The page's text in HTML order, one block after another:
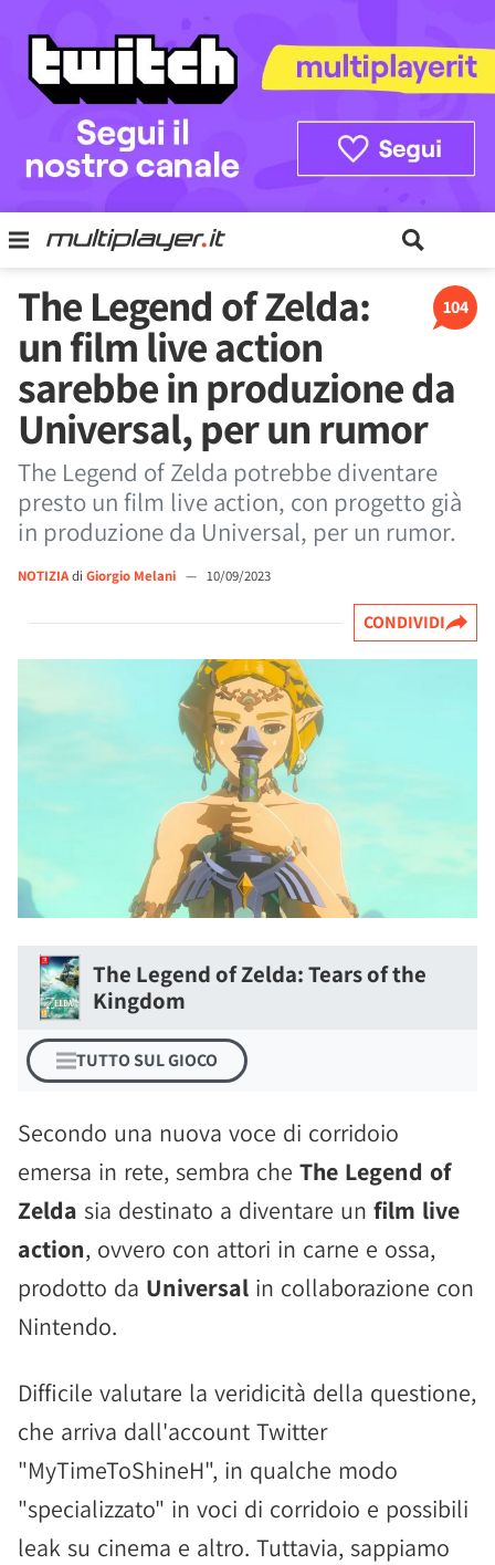
104
The Legend of Zelda:
un film live action
sarebbe in produzione da
Universal, per un rumor
The Legend of Zelda potrebbe diventare
presto un film live action, con progetto già
in produzione da Universal, per un rumor.
NOTIZIAdi Giorgio Melani — 10/09/2023
CONDIVIDI
The Legend of Zelda: Tears of the
Kingdom
TUTTO SUL GIOCO
Secondo una nuova voce di corridoio
emersa in rete, sembra che The Legend of
Zelda sia destinato a diventare un film live
action, ovvero con attori in carne e ossa,
prodotto da Universal in collaborazione con
Nintendo.
Difficile valutare la veridicità della questione,
che arriva dall'account Twitter
"MyTimeToShineH", in qualche modo
"specializzato" in voci di corridoio e possibili
leak su cinema e altro. Tuttavia, sappiamo